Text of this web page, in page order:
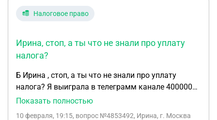
Налоговое право
Ирина, стоп, а ты что не знали про уплату
налога?
Б Ирина , стоп, а ты что не знали про уплату
налога? Я выиграла в телеграмм канале 400000
тыс руб мне сказали что банк поставил блок
Показать полностью
10 февраля, 19:15, вопрос №4853492, Ирина, г. Москва